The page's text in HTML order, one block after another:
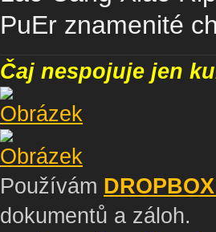
PuEr znamenité
Čaj nespojuje jen
Používám
dokumentů a záloh.